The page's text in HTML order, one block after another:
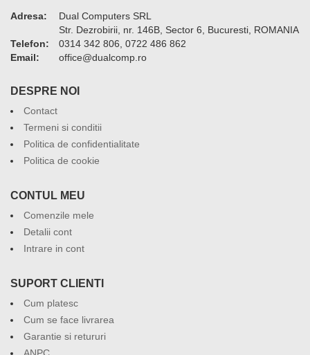
Adresa:
Dual Computers SRL
Str. Dezrobirii, nr. 146B, Sector 6, Bucuresti, ROMANIA
Telefon:
0314 342 806, 0722 486 862
Email:
or.pmoclaud@eciffo
DESPRE NOI
Contact
Termeni si conditii
Politica de confidentialitate
Politica de cookie
CONTUL MEU
Comenzile mele
Detalii cont
Intrare in cont
SUPORT CLIENTI
Cum platesc
Cum se face livrarea
Garantie si retururi